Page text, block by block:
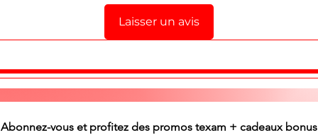
Laisser un avis
Abonnez-vous et profitez des promos texam + cadeaux bonus